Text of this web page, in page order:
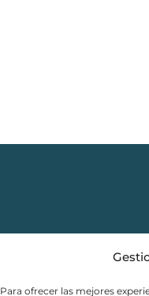
Para ofrecer las mejores